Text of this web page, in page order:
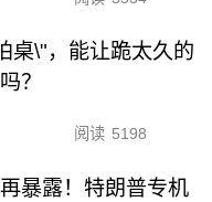
桌\"，能让跪太久的
？
阅读 5198
暴露！特朗普专机